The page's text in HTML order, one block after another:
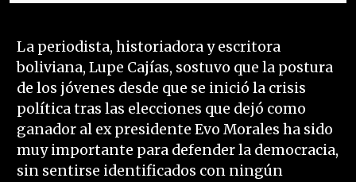
La periodista, historiadora y escritora
boliviana, Lupe Cajías, sostuvo que la postura
de los jóvenes desde que se inició la crisis
política tras las elecciones que dejó como
ganador al ex presidente Evo Morales ha sido
muy importante para defender la democracia,
sin sentirse identificados con ningún